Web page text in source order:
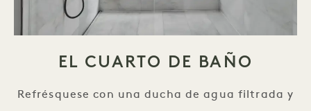
EL CUARTO DE BAÑO
Refrésquese con una ducha de agua filtrada y